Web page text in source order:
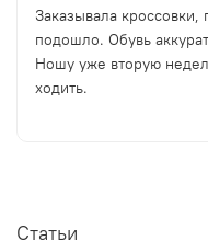
Заказывала
подошло. Обувь
Ношу уже вторую
ходить.
Статьи